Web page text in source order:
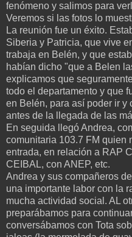
fenómeno y salimos para
Veremos si las fotos lo
La reunión fue un éxito.
Siberia y Patricia, que vive
trabaja en Belén, y que
habían dicho "que a Belen
explicamos que
todo el departamento y que
en Belén, para así poder ir y
antes de la llegada de las
En seguida llegó Andrea,
comunitaria 103.7 FM quien
entrada, en relación a RAP
CEIBAL, con ANEP, etc.
Andrea y sus compañeros
una importante labor con la
mucha actividad social. AL
preparábamos para
conversábamos con Tota